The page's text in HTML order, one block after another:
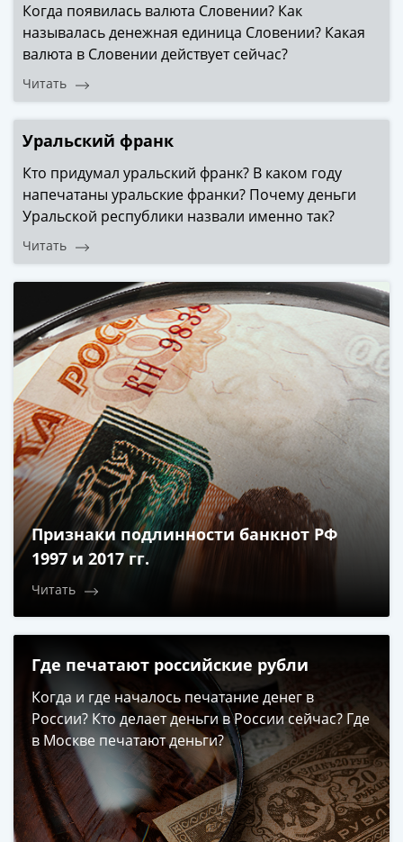
Когда появилась валюта Словении? Как
называлась денежная единица Словении? Какая
валюта в Словении действует сейчас?
Читать
Уральский франк
Кто придумал уральский франк? В каком году
напечатаны уральские франки? Почему деньги
Уральской республики назвали именно так?
Читать
Признаки подлинности банкнот РФ
1997 и 2017 гг.
Читать
Где печатают российские рубли
Когда и где началось печатание денег в
России? Кто делает деньги в России сейчас? Где
в Москве печатают деньги?